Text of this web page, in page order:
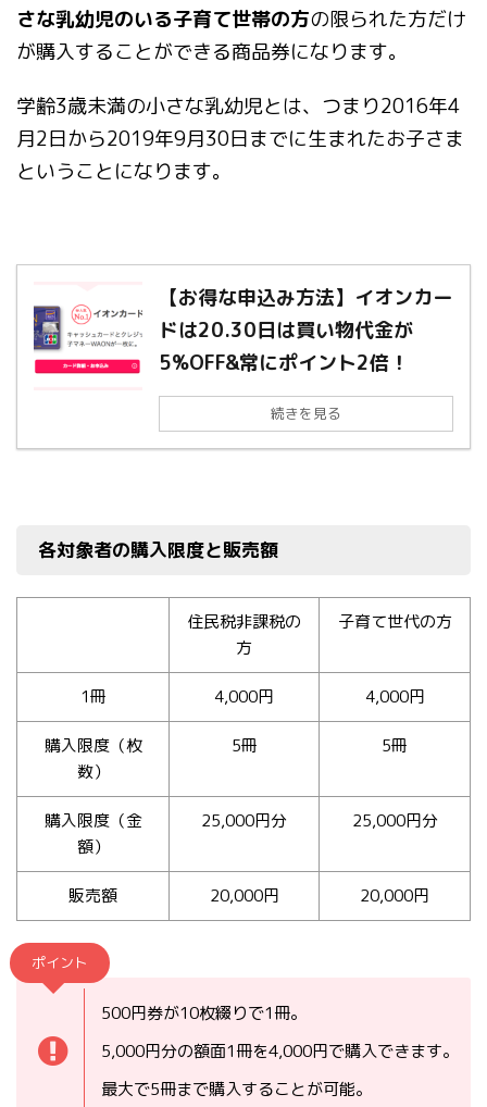
さな乳幼児のいる子育て世帯の方の限られた方だけ
が購入することができる商品券になります。
学齢3歳未満の小さな乳幼児とは、つまり2016年4
月2日から2019年9月30日までに生まれたお子さま
ということになります。
【お得な申込み方法】イオンカー
ドは20.30日は買い物代金が
5%OFF&常にポイント2倍！
続きを見る
各対象者の購入限度と販売額
住民税非課税の
方
子育て世代の方
1冊 4,000円 4,000円
購入限度（枚
数）
5冊 5冊
購入限度（金
額）
25,000円分 25,000円分
販売額 20,000円 20,000円
ポイント
500円券が10枚綴りで1冊。
5,000円分の額面1冊を4,000円で購入できます。
最大で5冊まで購入することが可能。